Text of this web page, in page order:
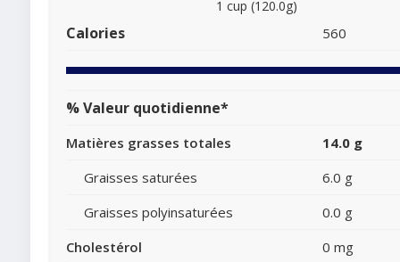
1 cup (120.0g)
Calories 560
% Valeur quotidienne*
Matières grasses totales
14.0 g
Graisses saturées
6.0 g
Graisses polyinsaturées
0.0 g
Cholestérol
0 mg